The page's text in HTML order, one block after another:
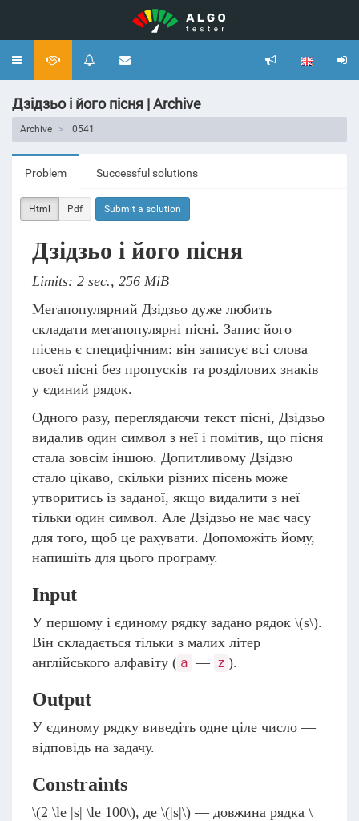
Toggle
Дзідзьо і його пісня | Archive
Archive 0541
Problem Successful solutions
Html Pdf Submit a solution
Дзідзьо і його пісня
Limits: 2 sec., 256 MiB
Мегапопулярний Дзідзьо дуже любить
складати мегапопулярні пісні. Запис його
пісень є специфічним: він записує всі слова
своєї пісні без пропусків та розділових знаків
у єдиний рядок.
Одного разу, переглядаючи текст пісні, Дзідзьо
видалив один символ з неї і помітив, що пісня
стала зовсім іншою. Допитливому Дзідзю
стало цікаво, скільки різних пісень може
утворитись із заданої, якщо видалити з неї
тільки один символ. Але Дзідзьо не має часу
для того, щоб це рахувати. Допоможіть йому,
напишіть для цього програму.
Input
У першому і єдиному рядку задано рядок \(s\).
Він складається тільки з малих літер
англійського алфавіту ( a — z ).
Output
У єдиному рядку виведіть одне ціле число —
відповідь на задачу.
Constraints
\(2 \le |s| \le 100\), де \(|s|\) — довжина рядка \